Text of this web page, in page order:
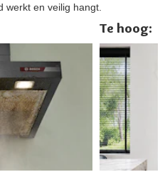
werkt en veilig hangt.
Te hoog: